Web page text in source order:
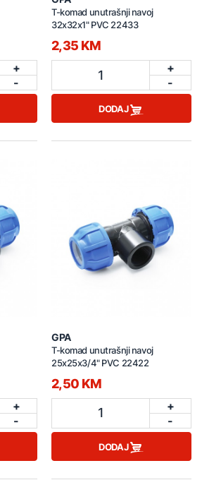
+
-
T-komad unutrašnji navoj
32x32x1" PVC 22433
2,35 KM
1
+
-
DODAJ
+
-
GPA
T-komad unutrašnji navoj
25x25x3/4" PVC 22422
2,50 KM
1
+
-
DODAJ